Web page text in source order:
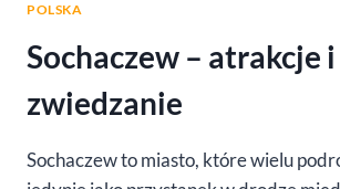
POLSKA
Sochaczew – atrakcje i
zwiedzanie
Sochaczew to miasto, które wielu